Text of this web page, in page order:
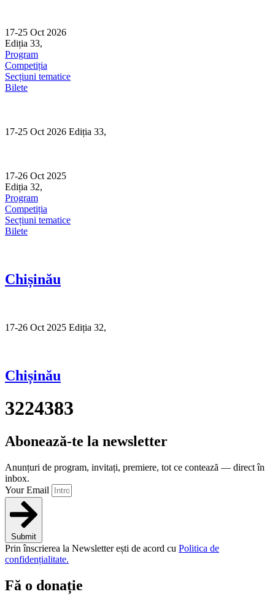
content
17-25 Oct 2026
Ediția 33,
Program
Competiția
Secțiuni tematice
Bilete
17-25 Oct 2026 Ediția 33,
17-26 Oct 2025
Ediția 32,
Program
Competiția
Secțiuni tematice
Bilete
Chișinău
17-26 Oct 2025 Ediția 32,
Chișinău
3224383
Abonează-te la newsletter
Anunțuri de program, invitați, premiere, tot ce contează — direct în
inbox.
Your Email
Submit
Prin înscrierea la Newsletter ești de acord cu Politica de
confidențialitate.
Fă o donație